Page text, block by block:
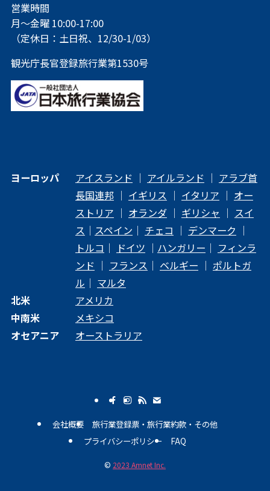
営業時間
月～金曜 10:00-17:00
（定休日：土日祝、12/30-1/03）
観光庁長官登録旅行業第1530号
ヨーロッパ アイスランド ｜ アイルランド ｜ アラブ首
長国連邦｜ イギリス ｜ イタリア ｜ オー
ストリア ｜ オランダ｜ ギリシャ ｜ スイ
ス ｜ スペイン ｜ チェコ ｜ デンマーク ｜
トルコ ｜ ドイツ ｜ ハンガリー ｜ フィンラ
ンド ｜ フランス ｜ ベルギー ｜ ポルトガ
ル ｜ マルタ
北米
アメリカ
中南米
メキシコ
オセアニア
オーストラリア
会社概要
旅行業登録票・旅行業約款・その他
プライバシーポリシー
FAQ
© 2023 Amnet Inc.